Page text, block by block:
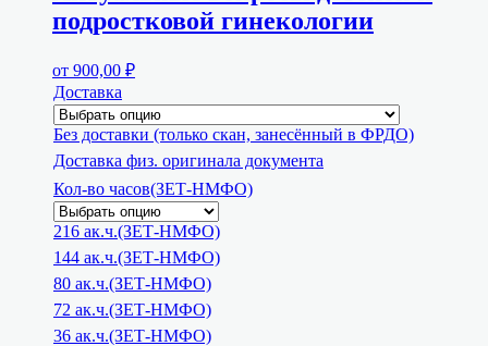
подростковой гинекологии
от 900,00 ₽
Доставка
Без доставки (только скан, занесённый в ФРДО)
Доставка физ. оригинала документа
Кол-во часов(ЗЕТ-НМФО)
216 ак.ч.(ЗЕТ-НМФО)
144 ак.ч.(ЗЕТ-НМФО)
80 ак.ч.(ЗЕТ-НМФО)
72 ак.ч.(ЗЕТ-НМФО)
36 ак.ч.(ЗЕТ-НМФО)